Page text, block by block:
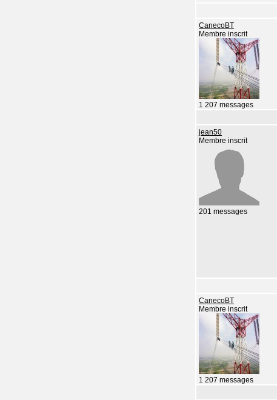
CanecoBT
Membre inscrit
1 207 messages
jean50
Membre inscrit
201 messages
CanecoBT
Membre inscrit
1 207 messages